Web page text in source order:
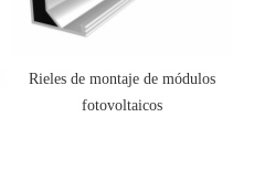
Rieles de montaje de módulos
fotovoltaicos